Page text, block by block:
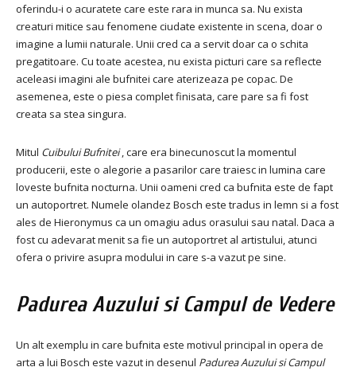
oferindu-i o acuratete care este rara in munca sa. Nu exista
creaturi mitice sau fenomene ciudate existente in scena, doar o
imagine a lumii naturale. Unii cred ca a servit doar ca o schita
pregatitoare. Cu toate acestea, nu exista picturi care sa reflecte
aceleasi imagini ale bufnitei care aterizeaza pe copac. De
asemenea, este o piesa complet finisata, care pare sa fi fost
creata sa stea singura.
Mitul Cuibului Bufnitei, care era binecunoscut la momentul
producerii, este o alegorie a pasarilor care traiesc in lumina care
loveste bufnita nocturna. Unii oameni cred ca bufnita este de fapt
un autoportret. Numele olandez Bosch este tradus in lemn si a fost
ales de Hieronymus ca un omagiu adus orasului sau natal. Daca a
fost cu adevarat menit sa fie un autoportret al artistului, atunci
ofera o privire asupra modului in care s-a vazut pe sine.
Padurea Auzului si Campul de Vedere
Un alt exemplu in care bufnita este motivul principal in opera de
arta a lui Bosch este vazut in desenul Padurea Auzului si Campul